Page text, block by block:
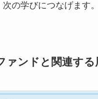
の学びにつなげます。
ァンドと関連する